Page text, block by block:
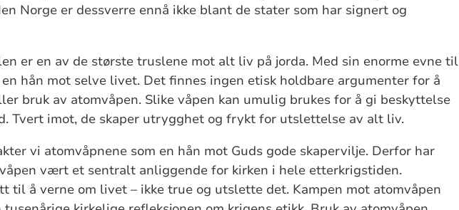
Norge er dessverre ennå ikke blant de stater som har signert og
er en av de største truslene mot alt liv på jorda. Med sin enorme evne til
hån mot selve livet. Det finnes ingen etisk holdbare argumenter for å
bruk av atomvåpen. Slike våpen kan umulig brukes for å gi beskyttelse
Tvert imot, de skaper utrygghet og frykt for utslettelse av alt liv.
vi atomvåpnene som en hån mot Guds gode skapervilje. Derfor har
vært et sentralt anliggende for kirken i hele etterkrigstiden.
til å verne om livet – ikke true og utslette det. Kampen mot atomvåpen